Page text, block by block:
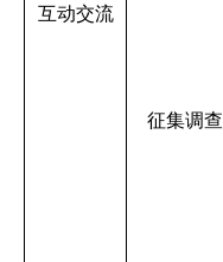
互动交流
征集调查